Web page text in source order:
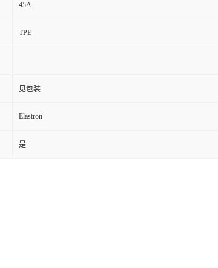
45A
TPE
见包装
Elastron
是